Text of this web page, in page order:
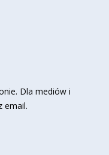
. Dla mediów i
email.